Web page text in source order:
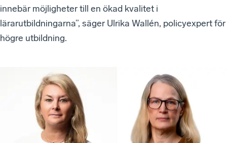
innebär möjligheter till en ökad kvalitet i
lärarutbildningarna”, säger Ulrika Wallén, policyexpert för
högre utbildning.